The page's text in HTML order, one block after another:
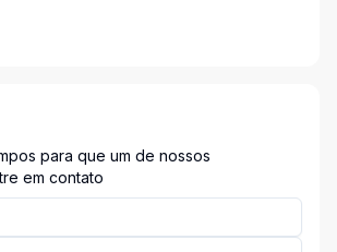
para que um de nossos
em contato